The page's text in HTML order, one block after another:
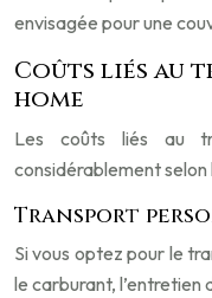
envisagée pour une
Coûts liés au
home
Les coûts liés au
considérablement
Transport
Si vous optez pour le
le carburant, l’entretien